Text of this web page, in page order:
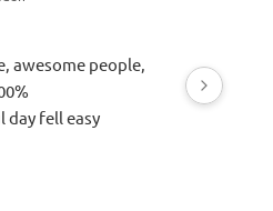
awesome people,
day fell easy
The
careful